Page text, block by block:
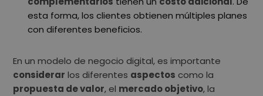
esta forma, los clientes obtienen múltiples planes
con diferentes beneficios.
En un modelo de negocio digital, es importante
considerar los diferentes aspectos como la
propuesta de valor, el mercado objetivo, la